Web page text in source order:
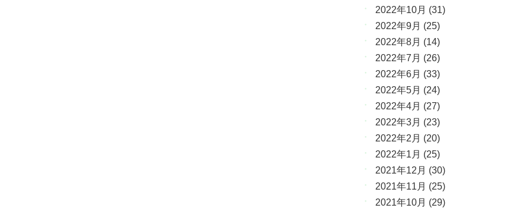
2022年10月 (31)
2022年9月 (25)
2022年8月 (14)
2022年7月 (26)
2022年6月 (33)
2022年5月 (24)
2022年4月 (27)
2022年3月 (23)
2022年2月 (20)
2022年1月 (25)
2021年12月 (30)
2021年11月 (25)
2021年10月 (29)